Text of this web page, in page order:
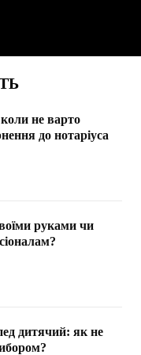
не варто
до нотаріуса
руками чи
дитячий: як не